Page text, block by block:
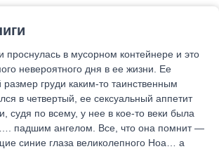
проснулась в мусорном контейнере и это
невероятного дня в ее жизни. Ее
груди каким-то таинственным
в четвертый, ее сексуальный аппетит
судя по всему, у нее в кое-то веки была
падшим ангелом. Все, что она помнит —
синие глаза великолепного Ноа… а